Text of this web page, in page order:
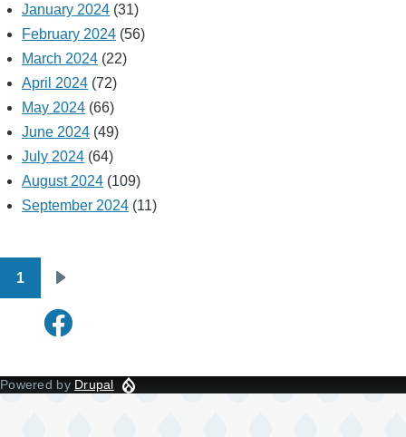
January 2024 (31)
February 2024 (56)
March 2024 (22)
April 2024 (72)
May 2024 (66)
June 2024 (49)
July 2024 (64)
August 2024 (109)
September 2024 (11)
Pagination
1
page
Powered by Drupal